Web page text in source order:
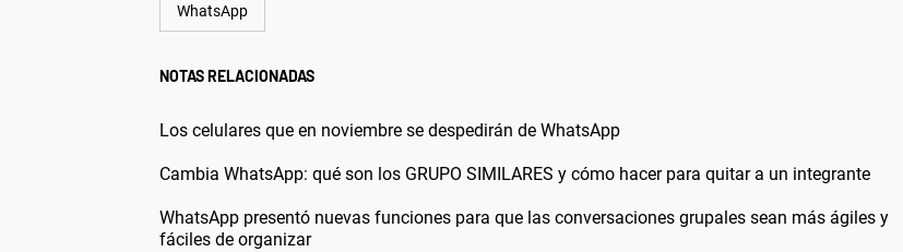
WhatsApp
NOTAS RELACIONADAS
Los celulares que en noviembre se despedirán de WhatsApp
Cambia WhatsApp: qué son los GRUPO SIMILARES y cómo hacer para quitar a un integrante
WhatsApp presentó nuevas funciones para que las conversaciones grupales sean más ágiles y
fáciles de organizar